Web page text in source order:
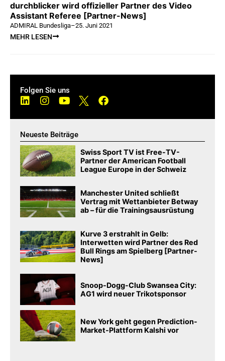
durchblicker wird offizieller Partner des Video
Assistant Referee [Partner-News]
ADMIRAL Bundesliga–25. Juni 2021
MEHR LESEN
Folgen Sie uns
Neueste Beiträge
Swiss Sport TV ist Free-TV-
Partner der American Football
League Europe in der Schweiz
Manchester United schließt
Vertrag mit Wettanbieter Betway
ab – für die Trainingsausrüstung
Kurve 3 erstrahlt in Gelb:
Interwetten wird Partner des Red
Bull Rings am Spielberg [Partner-
News]
Snoop-Dogg-Club Swansea City:
AG1 wird neuer Trikotsponsor
New York geht gegen Prediction-
Market-Plattform Kalshi vor